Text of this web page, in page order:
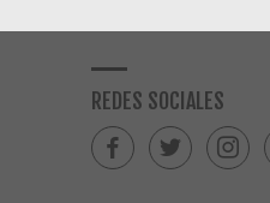
REDES SOCIALES